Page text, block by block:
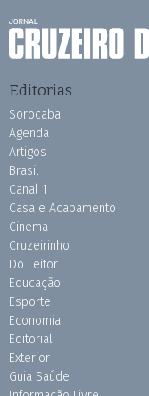
Editorias
Sorocaba
Agenda
Artigos
Brasil
Canal 1
Casa e Acabamento
Cinema
Cruzeirinho
Do Leitor
Educação
Esporte
Economia
Editorial
Exterior
Guia Saúde